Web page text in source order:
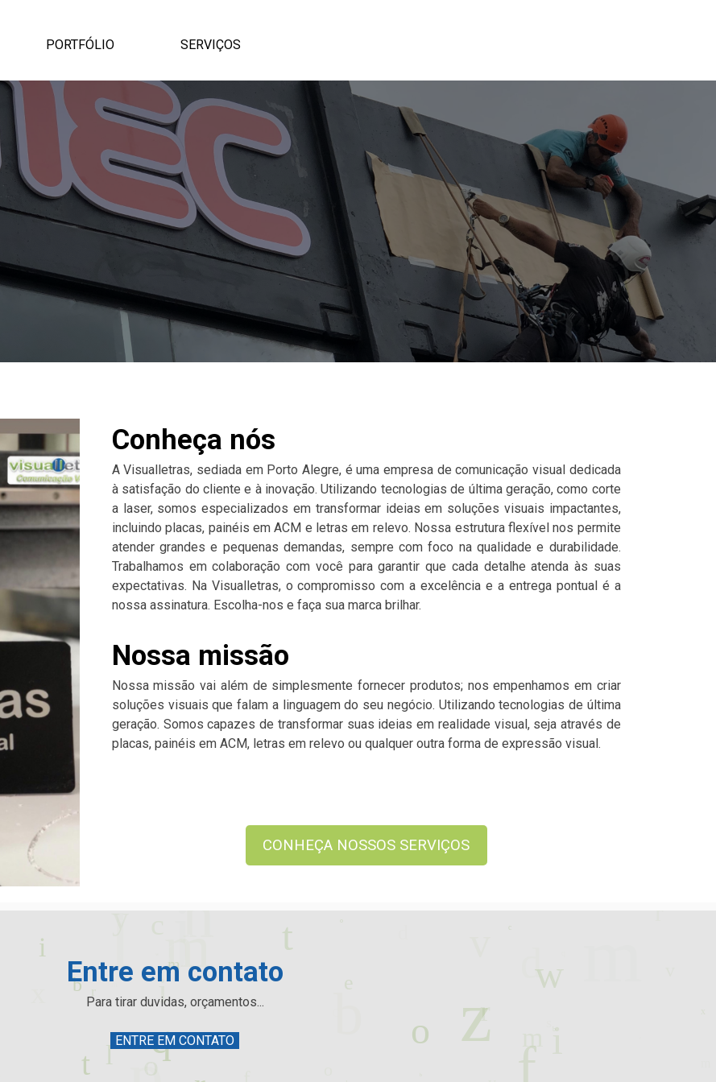
Pular menuPORTFÓLIO SERVIÇOS
Conheça nós
A Visualletras, sediada em Porto Alegre, é uma empresa de comunicação visual dedicada
à satisfação do cliente e à inovação. Utilizando tecnologias de última geração, como corte
a laser, somos especializados em transformar ideias em soluções visuais impactantes,
incluindo placas, painéis em ACM e letras em relevo. Nossa estrutura flexível nos permite
atender grandes e pequenas demandas, sempre com foco na qualidade e durabilidade.
Trabalhamos em colaboração com você para garantir que cada detalhe atenda às suas
expectativas. Na Visualletras, o compromisso com a excelência e a entrega pontual é a
nossa assinatura. Escolha-nos e faça sua marca brilhar.
Nossa missão
Nossa missão vai além de simplesmente fornecer produtos; nos empenhamos em criar
soluções visuais que falam a linguagem do seu negócio. Utilizando tecnologias de última
geração. Somos capazes de transformar suas ideias em realidade visual, seja através de
placas, painéis em ACM, letras em relevo ou qualquer outra forma de expressão visual.
CONHEÇA NOSSOS SERVIÇOS
Entre em contato
Para tirar duvidas, orçamentos...
ENTRE EM CONTATO